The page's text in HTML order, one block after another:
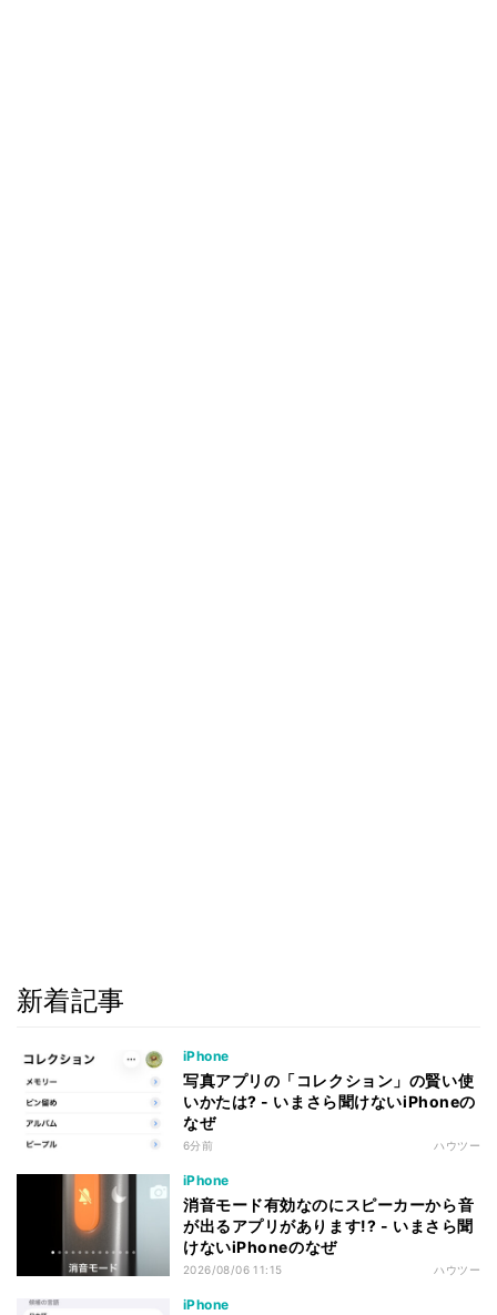
新着記事
iPhone
写真アプリの「コレクション」の賢い使
いかたは? - いまさら聞けないiPhoneの
なぜ
6分前 ハウツー
iPhone
消音モード有効なのにスピーカーから音
が出るアプリがあります!? - いまさら聞
けないiPhoneのなぜ
2026/08/06 11:15 ハウツー
iPhone